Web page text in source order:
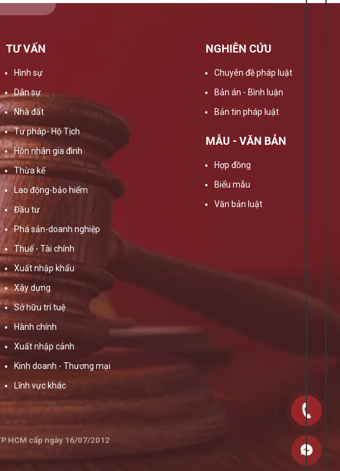
TƯ VẤN
Hình sự
Dân sự
Nhà đất
Tư pháp- Hộ Tịch
Hôn nhân gia đình
Thừa kế
Lao động-bảo hiểm
Đầu tư
Phá sản-doanh nghiệp
Thuế - Tài chính
Xuất nhập khẩu
Xây dựng
Sở hữu trí tuệ
Hành chính
Xuất nhập cảnh
Kinh doanh - Thương mại
Lĩnh vực khác
NGHIÊN CỨU
Chuyên đề pháp luật
Bản án - Bình luận
Bản tin pháp luật
MẪU - VĂN BẢN
Hợp đồng
Biểu mẫu
Văn bản luật
cấp ngày 16/07/2012